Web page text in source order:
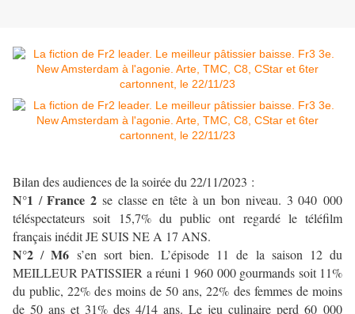
Bilan des audiences de la soirée du 22/11/2023 :
N°1 /France 2 se classe en tête à un bon niveau. 3 040 000
téléspectateurs soit 15,7% du public ont regardé le téléfilm
français inédit JE SUIS NE A 17 ANS.
N°2/M6 s’en sort bien. L’épisode 11 de la saison 12 du
MEILLEUR PATISSIER a réuni 1 960 000 gourmands soit 11%
du public, 22% des moins de 50 ans, 22% des femmes de moins
de 50 ans et 31% des 4/14 ans. Le jeu culinaire perd 60 000